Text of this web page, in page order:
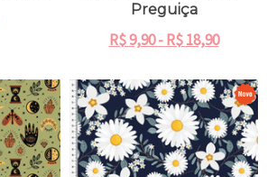
Preguiça
R$9,90 - R$18,90